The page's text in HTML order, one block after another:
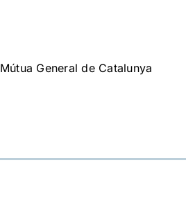
Mútua General de Catalunya